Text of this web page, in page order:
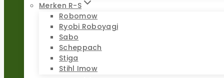
Merken R-S
Robomow
Ryobi Roboyagi
Sabo
Scheppach
Stiga
Stihl Imow